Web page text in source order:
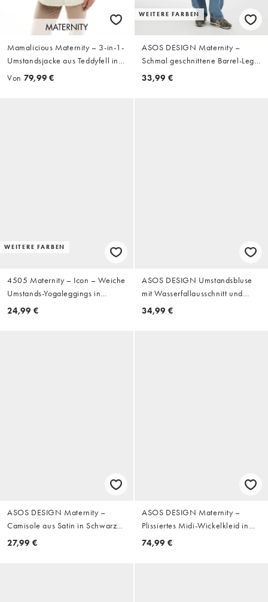
Mamalicious Maternity – 3-in-1-
Umstandsjacke aus Teddyfell in
Cremeweiß mit abnehmbarer
Von 79,99 €
WEITERE FARBEN
ASOS DESIGN Maternity –
Schmal geschnittene Barrel-Leg-
Jeans in mittelheller Waschung
33,99 €
WEITERE FARBEN
4505 Maternity – Icon – Weiche
Umstands-Yogaleggings in
Schokobraun mit hohem Bund
24,99 €
ASOS DESIGN Umstandsbluse
mit Wasserfallausschnitt und
Bindegürtel in Buttermilch
34,99 €
ASOS DESIGN Maternity –
Camisole aus Satin in Schwarz
mit V-Ausschnitt
27,99 €
ASOS DESIGN Maternity –
Plissiertes Midi-Wickelkleid in
Schwarz mit Blumenmuster,
74,99 €